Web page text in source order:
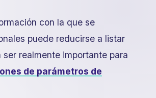
con la que se
puede reducirse a listar
realmente importante para
de parámetros de